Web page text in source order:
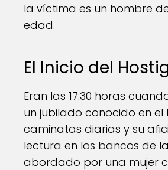
la víctima es un hombre
edad.
El Inicio del
Eran las 17:30 horas
un jubilado conocido en el
caminatas diarias y su
lectura en los bancos de
abordado por una mujer